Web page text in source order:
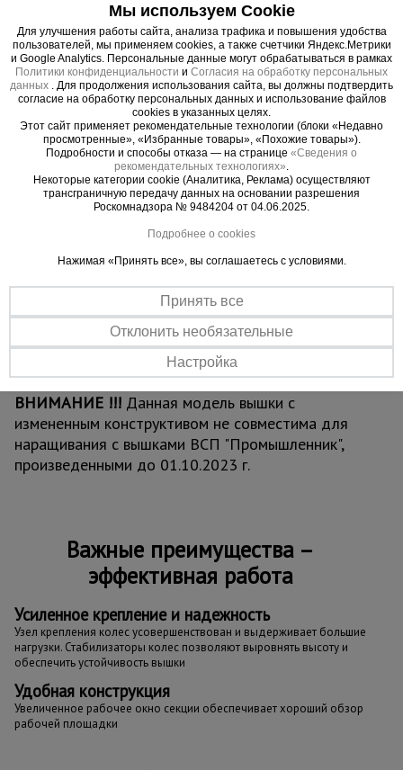
независимых частей, в одной из которых есть
люк для безопасного и удобного перемещения
для проведения работ. Также настилы можно
размещать на разных уровнях вышки для
одновременных работ, соблюдая технику
безопасности. Помните, вышка выдерживает
общий вес до 250 кг.
ВАЖНО:при высоте вышки более 5 метров
рекомендуем использовать комплект
стабилизаторовдля обеспечения лучшей
устойчивости и безопасности проводимых на
вышке работ.
транспортировки вышка может получить
визуальные потертости, царапины и прочее, что
никак не влияет на ее эксплуатационные
характеристики и не признается браком.
ВНИМАНИЕ !!! Данная модель вышки с
измененным конструктивом не совместима для
наращивания с вышками ВСП "Промышленник",
произведенными до 01.10.2023 г.
Важные преимущества –
эффективная работа
Усиленное крепление и надежность
Узел крепления колес усовершенствован и выдерживает большие
нагрузки. Стабилизаторы колес позволяют выровнять высоту и
обеспечить устойчивость вышки
Удобная конструкция
Увеличенное рабочее окно секции обеспечивает хороший обзор
рабочей площадки
Мы используем Cookie
Для улучшения работы сайта, анализа трафика и повышения удобства
пользователей, мы применяем cookies, а также счетчики Яндекс.Метрики
и Google Analytics. Персональные данные могут обрабатываться в рамках
Политики конфиденциальности и Согласия на обработку персональных
данных
. Для продолжения использования сайта, вы должны подтвердить
согласие на обработку персональных данных и использование файлов
cookies в указанных целях.
Этот сайт применяет рекомендательные технологии (блоки «Недавно
просмотренные», «Избранные товары», «Похожие товары»).
Подробности и способы отказа — на странице «Сведения о
рекомендательных технологиях»
Некоторые категории cookie (Аналитика, Реклама) осуществляют
трансграничную передачу данных на основании разрешения
Роскомнадзора № 9484204 от 04.06.2025.
Подробнее о cookies
Нажимая «Принять все», вы соглашаетесь с условиями.
Принять все
Отклонить необязательные
Настройка